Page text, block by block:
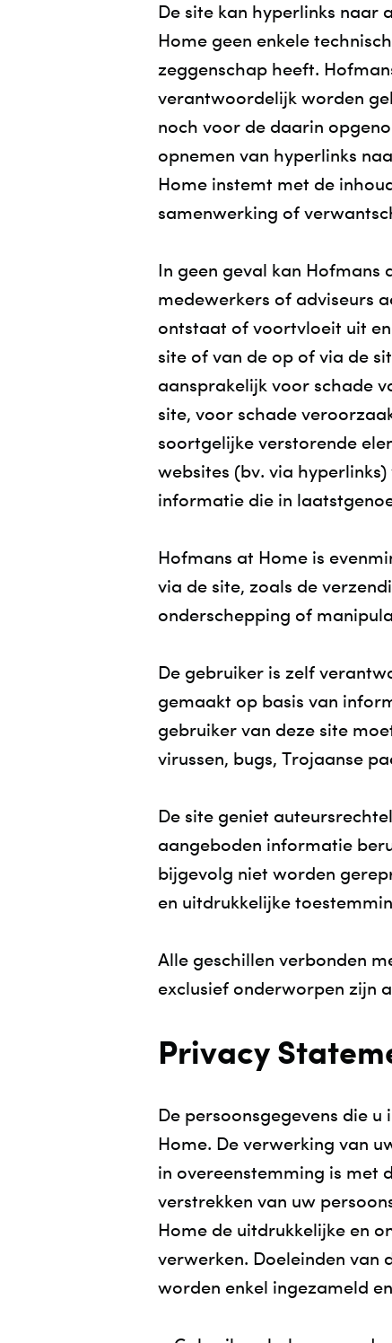
De site kan hyperlinks naar
Home geen enkele
zeggenschap heeft.
verantwoordelijk worden
noch voor de daarin
opnemen van hyperlinks
Home instemt met de
samenwerking of
In geen geval kan Hofmans
medewerkers of adviseurs
ontstaat of voortvloeit uit
site of van de op of via de
aansprakelijk voor schade
site, voor schade
soortgelijke verstorende
websites (bv. via
informatie die in
Hofmans at Home is
via de site, zoals de
onderschepping of
De gebruiker is zelf
gemaakt op basis van
gebruiker van deze site
virussen, bugs, Trojaanse
De site geniet
aangeboden informatie
bijgevolg niet worden
en uitdrukkelijke
Alle geschillen verbonden
exclusief onderworpen zijn
Privacy
De persoonsgegevens die
Home. De verwerking van
in overeenstemming is met
verstrekken van uw
Home de uitdrukkelijke en
verwerken. Doeleinden van
worden enkel ingezameld